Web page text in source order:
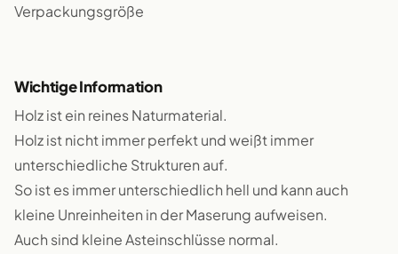
Verpackungsgröße
Wichtige Information
Holz ist ein reines Naturmaterial.
Holz ist nicht immer perfekt und weißt immer
unterschiedliche Strukturen auf.
So ist es immer unterschiedlich hell und kann auch
kleine Unreinheiten in der Maserung aufweisen.
Auch sind kleine Asteinschlüsse normal.